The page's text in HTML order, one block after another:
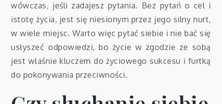
wówczas, jeśli zadajesz pytania. Bez pytań o cel i
istotę życia, jest się niesionym przez jego silny nurt,
w wiele miejsc. Warto więc pytać siebie i nie bać się
usłyszeć odpowiedzi, bo życie w zgodzie ze sobą
jest właśnie kluczem do życiowego sukcesu i furtką
do pokonywania przeciwności.